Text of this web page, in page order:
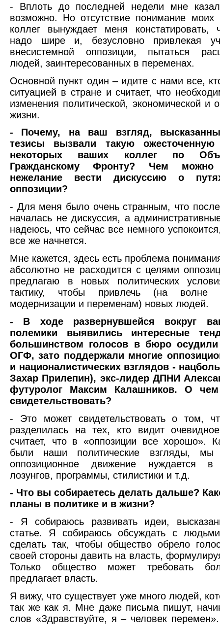
- Вплоть до последней недели мне
возможно. Но отсутствие понимание
коллег вынуждает меня констатировать,
надо шире и, безусловно привлекая
внесистемной оппозиции, пытаться
людей, заинтересованных в переменах.
Основной пункт один – идите с нами все,
ситуацией в стране и считает, что
изменения политической, экономической и
жизни.
- Почему, на ваш взгляд,
тезисы вызвали такую
некоторых ваших коллег по
Гражданскому Фронту? Чем можно
нежелание вести дискуссию о
оппозиции?
- Для меня было очень странным, что
началась не дискуссия, а
надеюсь, что сейчас все немного
все же начнется.
Мне кажется, здесь есть проблема
абсолютно не расходится с целями
предлагаю в новых политических
тактику, чтобы привлечь (на волне
модернизации и переменам) новых людей.
- В ходе развернувшейся вокруг
полемики выявились интересные
большинством голосов в бюро
ОГФ, зато поддержали многие
и националистических взглядов -
Захар Прилепин), экс-лидер ДПНИ
футуролог Максим Калашников. О
свидетельствовать?
- Это может свидетельствовать о том,
разделилась на тех, кто видит
считает, что в «оппозиции все хорошо».
были наши политические взгляды,
оппозиционное движение нуждается в
лозунгов, программы, стилистики и т.д.
- Что вы собираетесь делать дальше?
планы в политике и в жизни?
- Я собираюсь развивать идеи,
статье. Я собираюсь обсуждать с
сделать так, чтобы общество обрело
своей стороны давить на власть,
Только общество может требовать
предлагает власть.
Я вижу, что существует уже много людей,
так же как я. Мне даже письма пишут,
слов «Здравствуйте, я – человек